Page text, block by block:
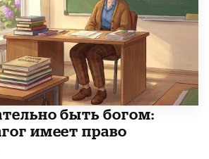
быть богом:
имеет право